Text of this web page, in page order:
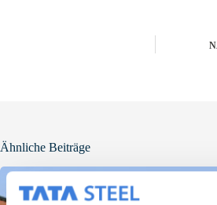
Ähnliche Beiträge